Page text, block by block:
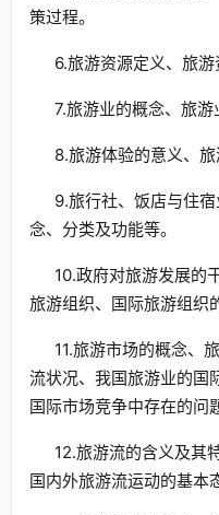
策过程。
6.旅游资源定义、旅游
7.旅游业的概念、旅游
8.旅游体验的意义、旅
9.旅行社、饭店与住
念、分类及功能等。
10.政府对旅游发展的
旅游组织、国际旅游组织
11.旅游市场的概念、
流状况、我国旅游业的国
国际市场竞争中存在的问
12.旅游流的含义及其
国内外旅游流运动的基本